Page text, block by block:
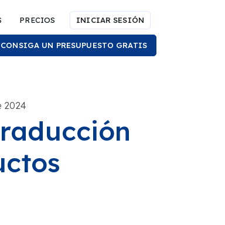
PRECIOS INICIAR SESIÓN
CONSIGA UN PRESUPUESTO GRATIS
2024